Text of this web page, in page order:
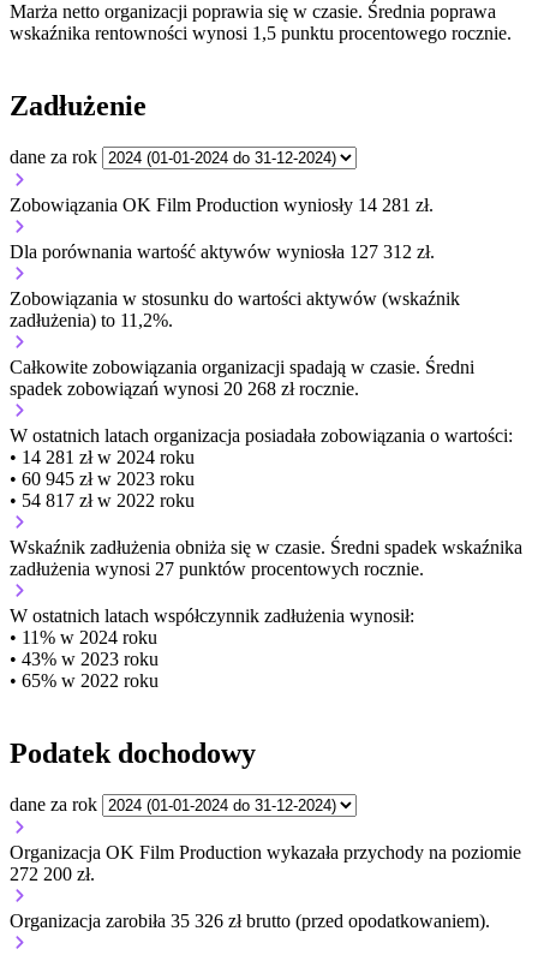
Marża netto organizacji poprawia się w czasie. Średnia poprawa
wskaźnika rentowności wynosi 1,5 punktu procentowego rocznie.
Zadłużenie
dane za rok
Zobowiązania OK Film Production wyniosły 14 281 zł.
Dla porównania wartość aktywów wyniosła 127 312 zł.
Zobowiązania w stosunku do wartości aktywów (wskaźnik
zadłużenia) to 11,2%.
Całkowite zobowiązania organizacji spadają w czasie. Średni
spadek zobowiązań wynosi 20 268 zł rocznie.
W ostatnich latach organizacja posiadała zobowiązania o wartości:
• 14 281 zł w 2024 roku
• 60 945 zł w 2023 roku
• 54 817 zł w 2022 roku
Wskaźnik zadłużenia obniża się w czasie. Średni spadek wskaźnika
zadłużenia wynosi 27 punktów procentowych rocznie.
W ostatnich latach współczynnik zadłużenia wynosił:
• 11% w 2024 roku
• 43% w 2023 roku
• 65% w 2022 roku
Podatek dochodowy
dane za rok
Organizacja OK Film Production wykazała przychody na poziomie
272 200 zł.
Organizacja zarobiła 35 326 zł brutto (przed opodatkowaniem).